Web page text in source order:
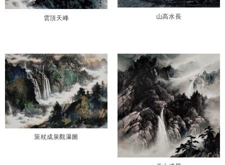
雲頂天峰 山高水長
策杖成泉觀瀑圖